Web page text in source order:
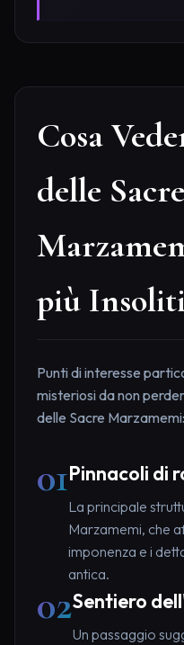
Cosa
delle Sacre
più
Punti di interesse
misteriosi da non
delle Sacre Marzamemi:
01Pinnacoli di
La principale
Marzamemi, che
imponenza e i
antica.
02Sentiero
Un passaggio